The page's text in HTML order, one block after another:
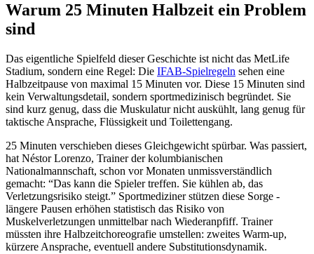
Warum 25 Minuten Halbzeit ein Problem
sind
Das eigentliche Spielfeld dieser Geschichte ist nicht das MetLife
Stadium, sondern eine Regel: Die IFAB-Spielregeln sehen eine
Halbzeitpause von maximal 15 Minuten vor. Diese 15 Minuten sind
kein Verwaltungsdetail, sondern sportmedizinisch begründet. Sie
sind kurz genug, dass die Muskulatur nicht auskühlt, lang genug für
taktische Ansprache, Flüssigkeit und Toilettengang.
25 Minuten verschieben dieses Gleichgewicht spürbar. Was passiert,
hat Néstor Lorenzo, Trainer der kolumbianischen
Nationalmannschaft, schon vor Monaten unmissverständlich
gemacht: “Das kann die Spieler treffen. Sie kühlen ab, das
Verletzungsrisiko steigt.” Sportmediziner stützen diese Sorge -
längere Pausen erhöhen statistisch das Risiko von
Muskelverletzungen unmittelbar nach Wiederanpfiff. Trainer
müssten ihre Halbzeitchoreografie umstellen: zweites Warm-up,
kürzere Ansprache, eventuell andere Substitutionsdynamik.